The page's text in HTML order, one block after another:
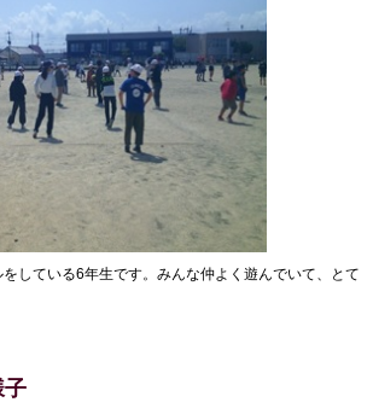
している6年生です。みんな仲よく遊んでいて、とて
子